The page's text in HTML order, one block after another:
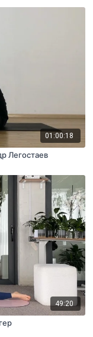
01:00:18
Легостаев
49:20